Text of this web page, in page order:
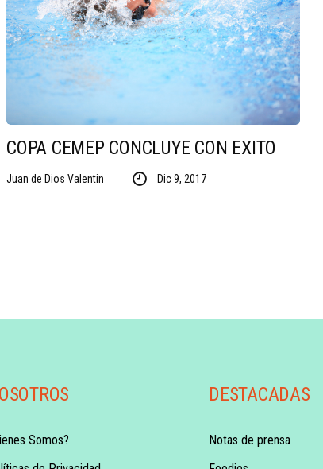
COPA CEMEP CONCLUYE CON EXITO
Juan de Dios Valentin Dic 9, 2017
Somos?
DESTACADAS
Notas de prensa